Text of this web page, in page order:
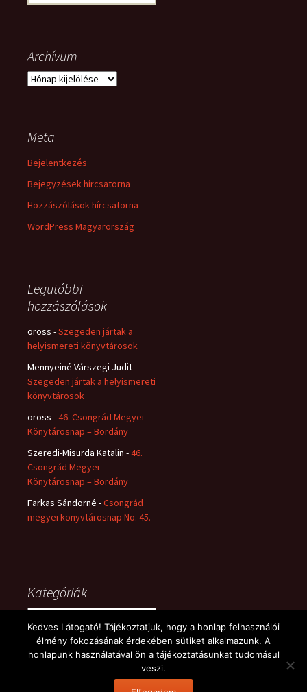
Archívum
Archívum
Meta
Bejelentkezés
Bejegyzések hírcsatorna
Hozzászólások hírcsatorna
WordPress Magyarország
Legutóbbi
hozzászólások
oross -Szegeden jártak a
helyismereti könyvtárosok
Mennyeiné Várszegi Judit-
Szegeden jártak a helyismereti
könyvtárosok
oross -46. Csongrád Megyei
Könytárosnap – Bordány
Szeredi-Misurda Katalin -46.
Csongrád Megyei
Könytárosnap – Bordány
Farkas Sándorné -Csongrád
megyei könyvtárosnap No. 45.
Kategóriák
Kategóriák
Kedves Látogató! Tájékoztatjuk, hogy a honlap felhasználói
élmény fokozásának érdekében sütiket alkalmazunk. A
honlapunk használatával ön a tájékoztatásunkat tudomásul
veszi.